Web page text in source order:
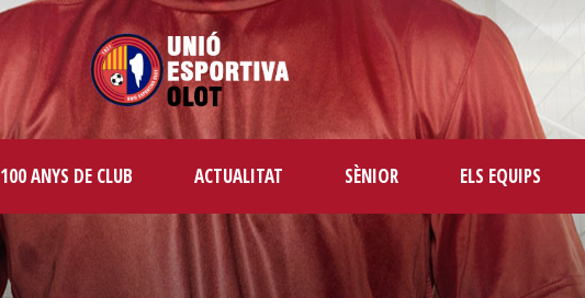
100 ANYS DE CLUB ACTUALITAT SÈNIOR ELS EQUIPS